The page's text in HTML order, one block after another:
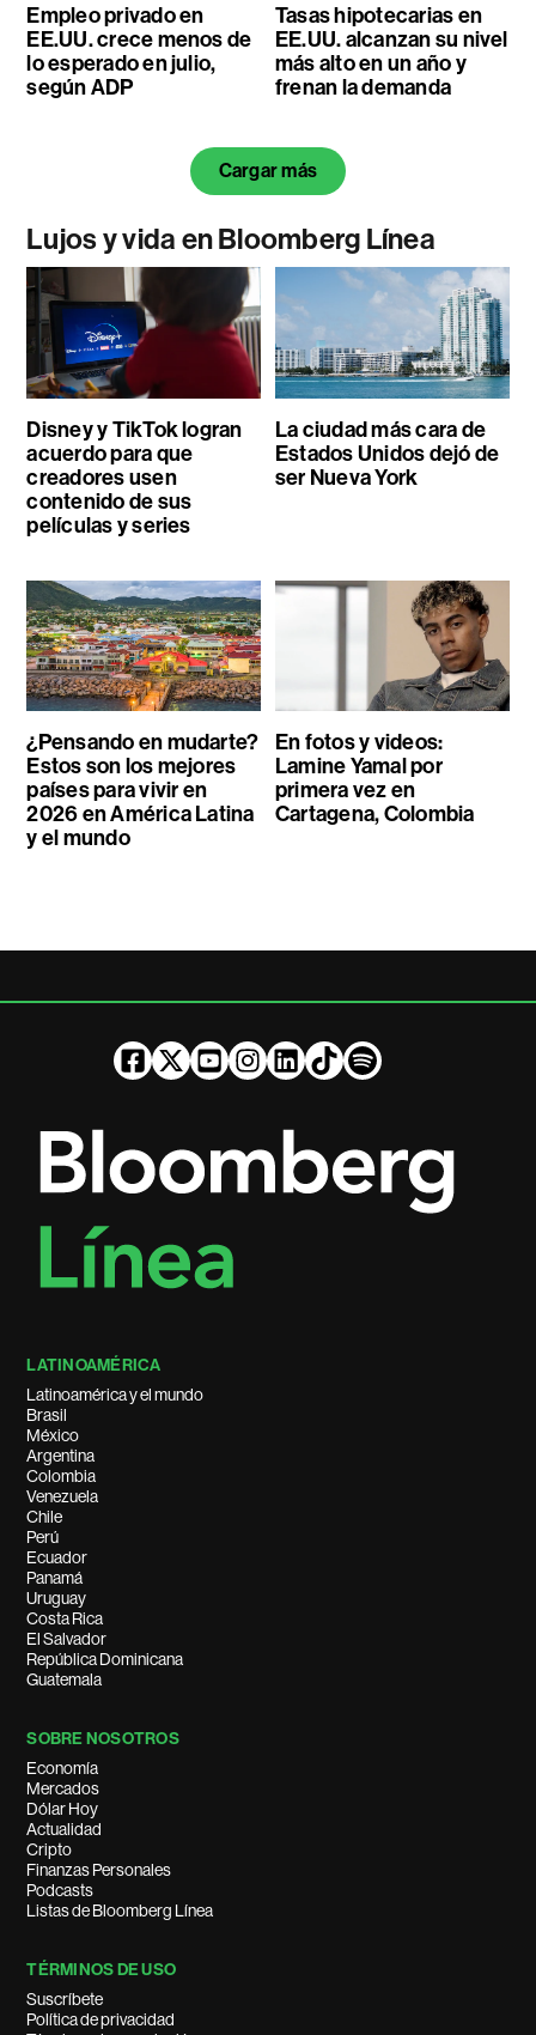
Empleo privado en
EE.UU. crece menos de
lo esperado en julio,
según ADP
Tasas hipotecarias en
EE.UU. alcanzan su nivel
más alto en un año y
frenan la demanda
Cargar más
Lujos y vida en Bloomberg Línea
Disney y TikTok logran
acuerdo para que
creadores usen
contenido de sus
películas y series
La ciudad más cara de
Estados Unidos dejó de
ser Nueva York
¿Pensando en mudarte?
Estos son los mejores
países para vivir en
2026 en América Latina
y el mundo
En fotos y videos:
Lamine Yamal por
primera vez en
Cartagena, Colombia
LATINOAMÉRICA
Latinoamérica y el mundo
Brasil
México
Argentina
Colombia
Venezuela
Chile
Perú
Ecuador
Panamá
Uruguay
Costa Rica
El Salvador
República Dominicana
Guatemala
SOBRE NOSOTROS
Economía
Mercados
Dólar Hoy
Actualidad
Cripto
Finanzas Personales
Podcasts
Listas de Bloomberg Línea
TÉRMINOS DE USO
Suscríbete
Política de privacidad